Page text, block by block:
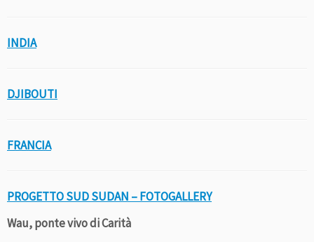
INDIA
DJIBOUTI
FRANCIA
PROGETTO SUD SUDAN – FOTOGALLERY
Wau, ponte vivo di Carità